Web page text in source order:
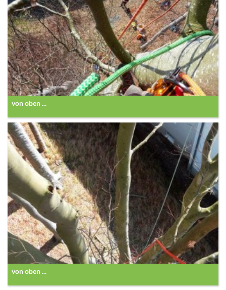
von oben ...
von oben ...